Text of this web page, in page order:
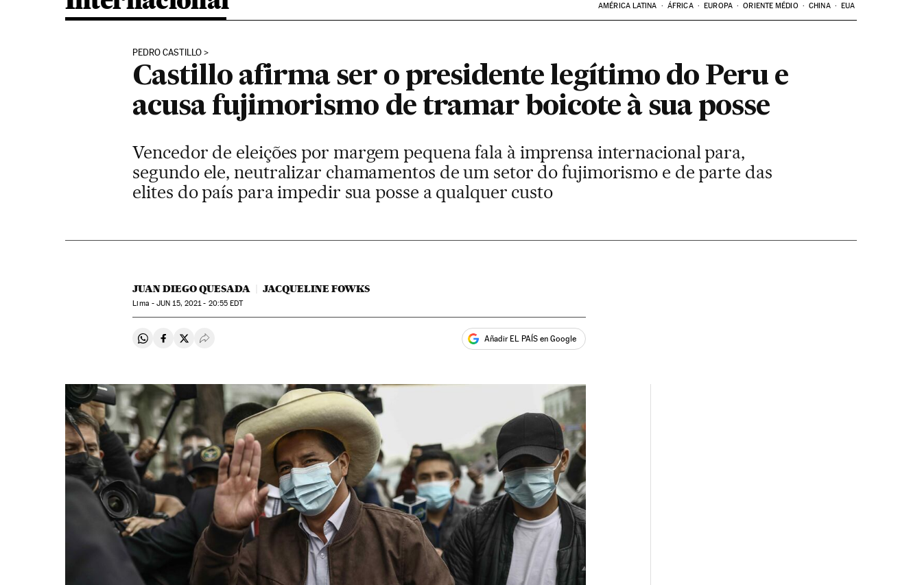
AMÉRICA LATINA ÁFRICA EUROPA ORIENTE MÉDIO CHINA EUA
PEDRO CASTILLO
Castillo afirma ser o presidente legítimo do Peru e
acusa fujimorismo de tramar boicote à sua posse
Vencedor de eleições por margem pequena fala à imprensa internacional para,
segundo ele, neutralizar chamamentos de um setor do fujimorismo e de parte das
elites do país para impedir sua posse a qualquer custo
JUAN DIEGO QUESADA JACQUELINE FOWKS
Lima -JUN 15, 2021 - 20:55 EDT
Compartir en Whatsapp
Compartir en Facebook
Compartir en Twitter
Desplegar Redes Sociales Añadir EL PAÍS en Google